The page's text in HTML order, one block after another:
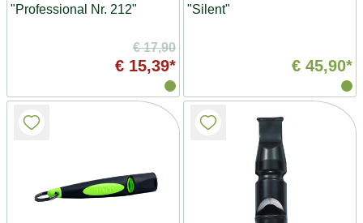
"Professional Nr. 212"
€ 17,90
€ 15,39*
"Silent"
€ 45,90*